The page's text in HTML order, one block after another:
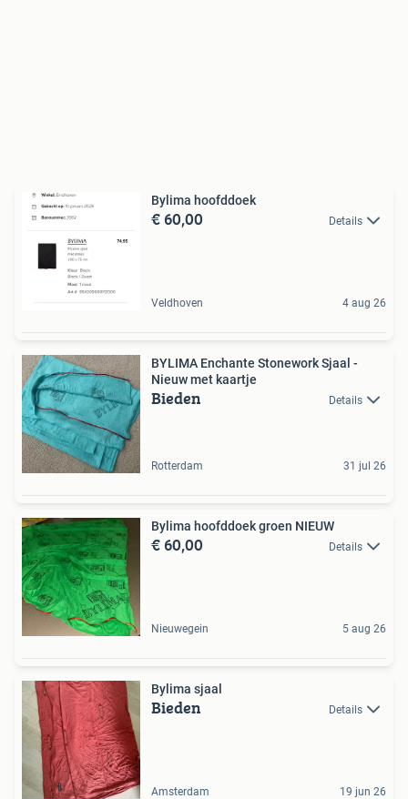
Bylima hoofddoek
€ 60,00 Details
Veldhoven 4 aug 26
BYLIMA Enchante Stonework Sjaal -
Nieuw met kaartje
Bieden Details
Rotterdam 31 jul 26
Bylima hoofddoek groen NIEUW
€ 60,00 Details
Nieuwegein 5 aug 26
Bylima sjaal
Bieden Details
Amsterdam 19 jun 26